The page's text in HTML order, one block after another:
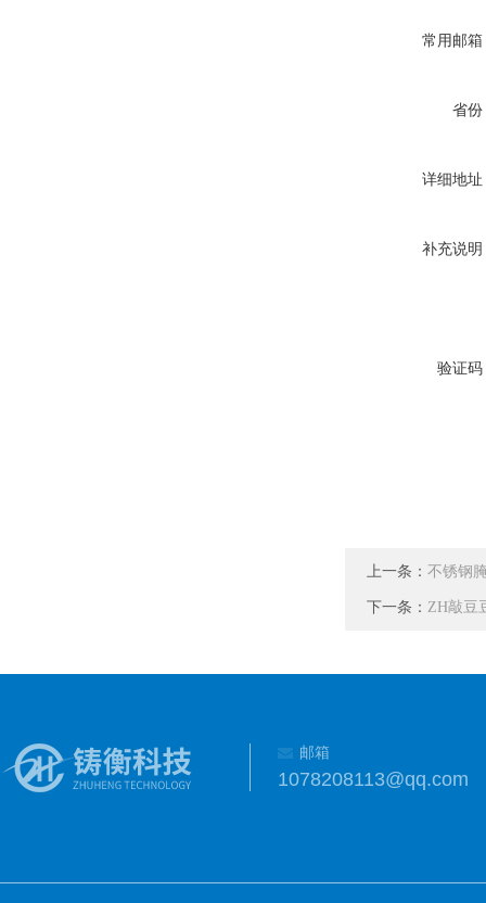
常用邮箱
省份
详细地址
补充说明
验证码
上一条： 不锈钢
下一条： ZH敲豆
邮箱
1078208113@qq.com